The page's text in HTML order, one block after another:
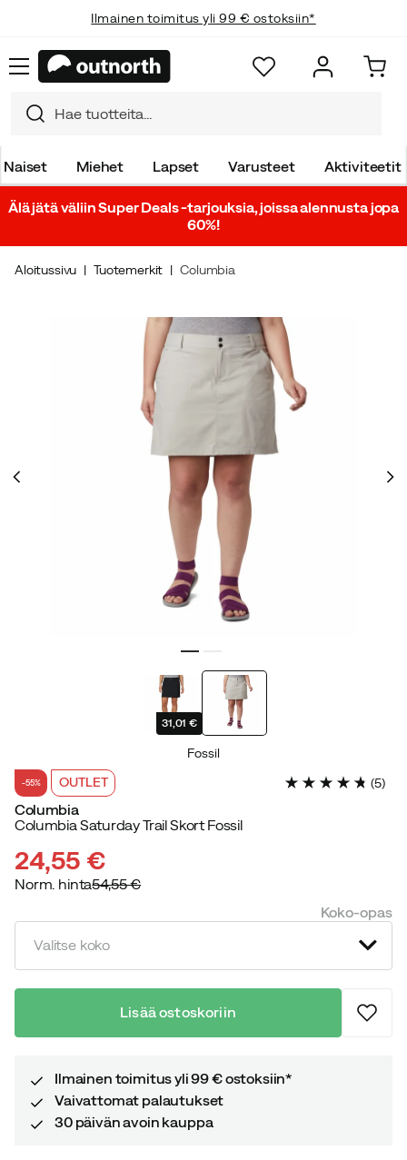
Ilmainen toimitus yli 99 € ostoksiin*
Naiset Miehet Lapset Varusteet Aktiviteetit
Älä jätä väliin Super Deals -tarjouksia, joissa alennusta jopa
60%!
Aloitussivu Tuotemerkit Columbia
31,01 €
Fossil
-55% OUTLET (5)
Columbia
Columbia Saturday Trail Skort Fossil
discounted
price
24,55 €
price
Norm. hinta54,55 €
Koko-opas
Valitse koko
Lisää ostoskoriin
Ilmainen toimitus yli 99 € ostoksiin*
Vaivattomat palautukset
30 päivän avoin kauppa